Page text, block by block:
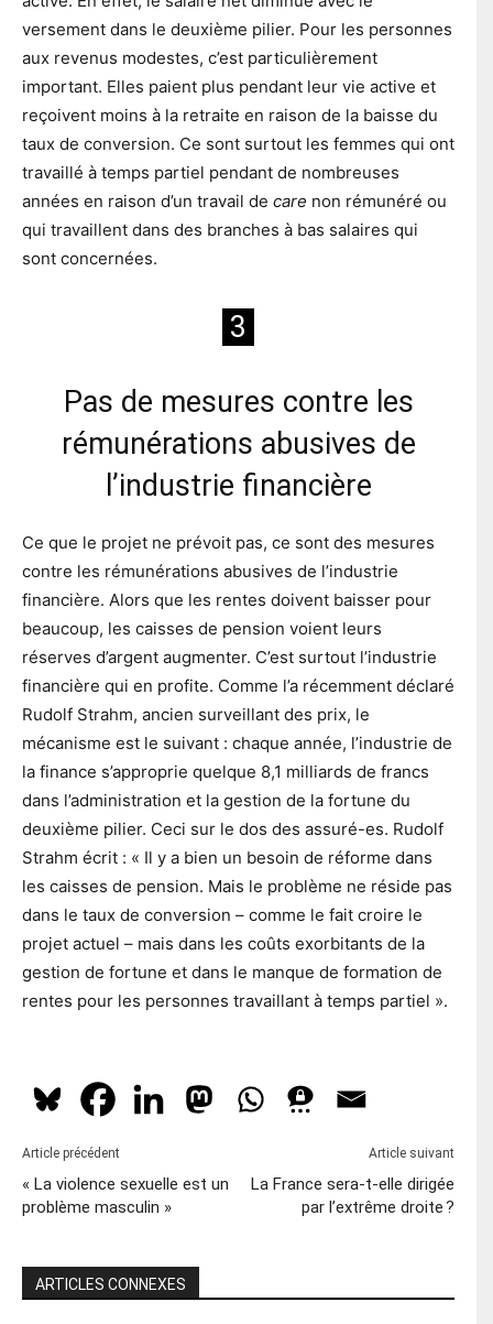
versement dans le deuxième pilier. Pour les personnes
aux revenus modestes, c’est particulièrement
important. Elles paient plus pendant leur vie active et
reçoivent moins à la retraite en raison de la baisse du
taux de conversion. Ce sont surtout les femmes qui ont
travaillé à temps partiel pendant de nombreuses
années en raison d’un travail de care non rémunéré ou
qui travaillent dans des branches à bas salaires qui
sont concernées.
3
Pas de mesures contre les
rémunérations abusives de
l’industrie financière
Ce que le projet ne prévoit pas, ce sont des mesures
contre les rémunérations abusives de l’industrie
financière. Alors que les rentes doivent baisser pour
beaucoup, les caisses de pension voient leurs
réserves d’argent augmenter. C’est surtout l’industrie
financière qui en profite. Comme l’a récemment déclaré
Rudolf Strahm, ancien surveillant des prix, le
mécanisme est le suivant : chaque année, l’industrie de
la finance s’approprie quelque 8,1 milliards de francs
dans l’administration et la gestion de la fortune du
deuxième pilier. Ceci sur le dos des assuré-es. Rudolf
Strahm écrit : « Il y a bien un besoin de réforme dans
les caisses de pension. Mais le problème ne réside pas
dans le taux de conversion – comme le fait croire le
projet actuel – mais dans les coûts exorbitants de la
gestion de fortune et dans le manque de formation de
rentes pour les personnes travaillant à temps partiel ».
Article précédent
« La violence sexuelle est un
problème masculin »
Article suivant
La France sera-t-elle dirigée
par l’extrême droite ?
ARTICLES CONNEXES